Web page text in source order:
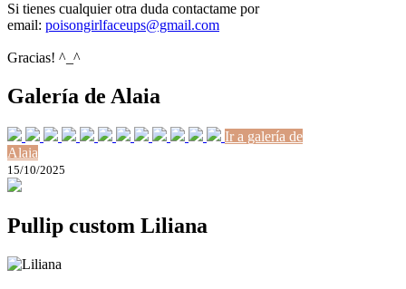
Si tienes cualquier otra duda contactame por
email: poisongirlfaceups@gmail.com
Gracias! ^_^
Galería de Alaia
Ir a galería de
Alaia
15/10/2025
Pullip custom Liliana